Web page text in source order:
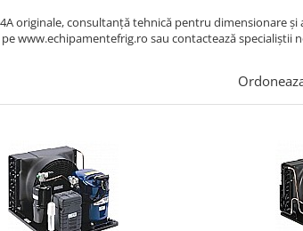
originale, consultanță tehnică pentru dimensionare și
www.echipamentefrig.ro sau contactează specialiștii